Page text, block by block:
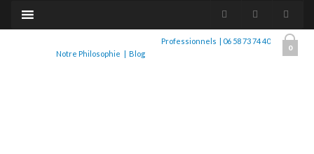
0
Notre Philosophie | Blog
Professionnels | 06 58 73 74 40